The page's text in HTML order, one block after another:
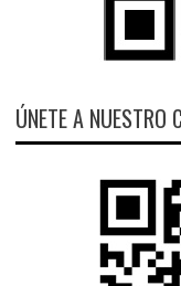
ÚNETE A NUESTRO